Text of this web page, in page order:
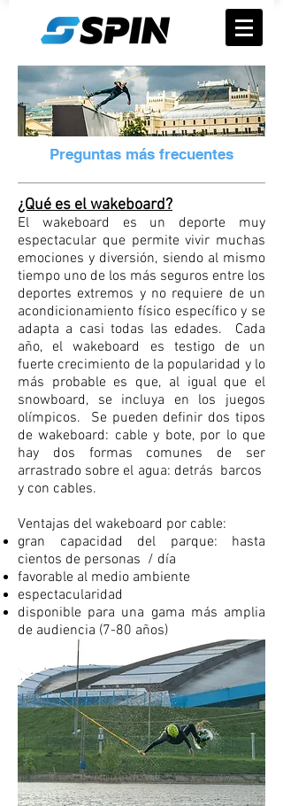
Preguntas más frecuentes
¿Qué es el wakeboard?
El wakeboard es un deporte muy
espectacular que permite vivir muchas
emociones y diversión, siendo al mismo
tiempo uno de los más seguros entre los
deportes extremos y no requiere de un
acondicionamiento físico específico y se
adapta a casi todas las edades.
Cada
año, el wakeboard es testigo de un
fuerte crecimiento de la popularidad y lo
más probable es que, al igual que el
snowboard, se incluya en los juegos
olímpicos.
Se pueden definir dos tipos
de wakeboard: cable y bote, por lo que
hay dos formas comunes de ser
arrastrado sobre el agua: detrás barcos
y con cables.
Ventajas del wakeboard por cable:
gran capacidad del parque: hasta
cientos de personas / día
favorable al medio ambiente
espectacularidad
disponible para una gama más amplia
de audiencia (7-80 años)